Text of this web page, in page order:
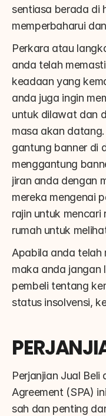
sentiasa berada di
memperbaharui
Perkara atau
anda telah
keadaan yang
anda juga ingin
untuk dilawat dan
masa akan
gantung banner di
menggantung
jiran anda dengan
mereka mengenai
rajin untuk mencari
rumah untuk
Apabila anda telah
maka anda jangan
pembeli tentang
status insolvensi,
Perjanjian Jual
Agreement (SPA)
sah dan penting